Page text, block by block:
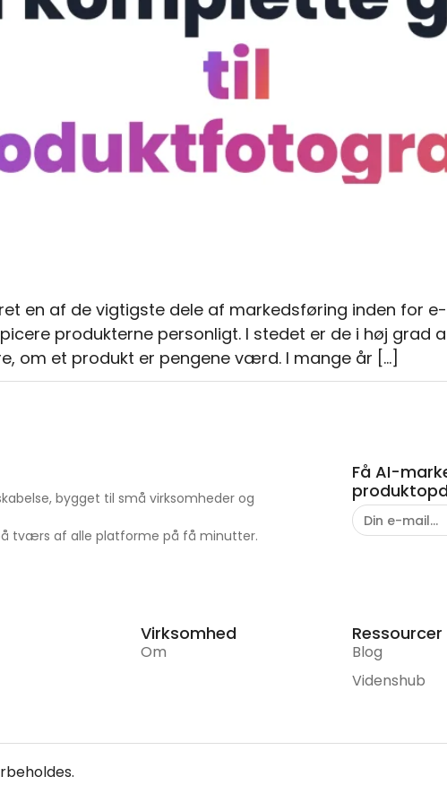
en af de vigtigste dele af markedsføring inden for e-
produkterne personligt. I stedet er de i høj
om et produkt er pengene værd. I mange år […]
bygget til små virksomheder og
tværs af alle platforme på få minutter.
Få AI-
Virksomhed
Om
Ressourcer
Blog
Videnshub